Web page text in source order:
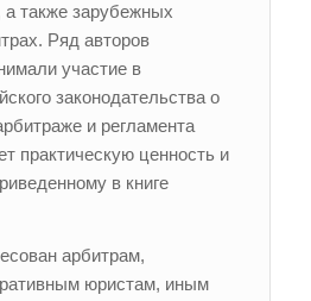
а также зарубежных
Ряд авторов
участие в
законодательства о
и регламента
практическую ценность и
в книге
арбитрам,
юристам, иным